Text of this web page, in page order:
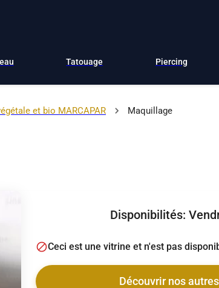
Tatouage Piercing
et bio MARCAPAR Maquillage
Disponibilités:
Ceci est une vitrine et n'est pas
Découvrir nos